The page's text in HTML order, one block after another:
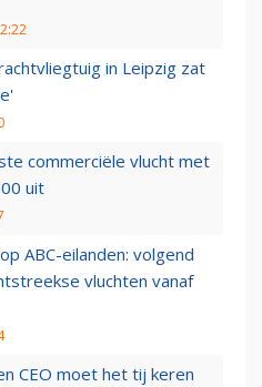
in Leipzig zat
commerciële vlucht met
uit
ABC-eilanden: volgend
vluchten vanaf
CEO moet het tij keren